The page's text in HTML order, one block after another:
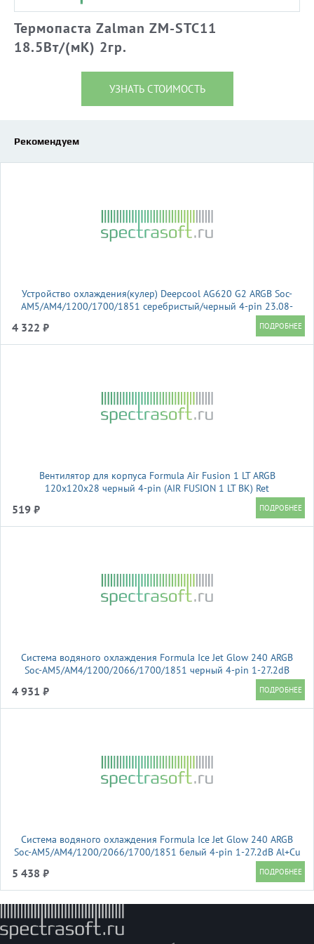
Термопаста Zalman ZM-STC11
18.5Вт/(мК) 2гр.
УЗНАТЬ СТОИМОСТЬ
Рекомендуем
Устройство охлаждения(кулер) Deepcool AG620 G2 ARGB Soc-
AM5/AM4/1200/1700/1851 серебристый/черный 4-pin 23.08-
29.22dB Al+Cu 270W 1036gr Ret (R-AG620-BKAMMG2-G)
4 322 ₽
Вентилятор для корпуса Formula Air Fusion 1 LT ARGB
120х120x28 черный 4-pin (AIR FUSION 1 LT BK) Ret
519 ₽
Система водяного охлаждения Formula Ice Jet Glow 240 ARGB
Soc-AM5/AM4/1200/2066/1700/1851 черный 4-pin 1-27.2dB
4 931 ₽
Система водяного охлаждения Formula Ice Jet Glow 240 ARGB
Soc-AM5/AM4/1200/2066/1700/1851 белый 4-pin 1-27.2dB Al+Cu
5 438 ₽